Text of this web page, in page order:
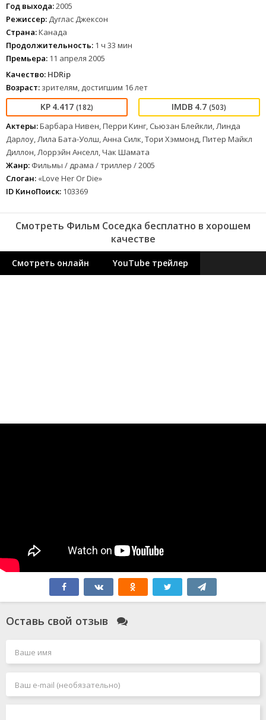
Год выхода:2005
Режиссер: Дуглас Джексон
Страна:Канада
Продолжительность: 1 ч 33 мин
Премьера: 11 апреля 2005
Качество: HDRip
Возраст: зрителям, достигшим 16 лет
4.417 (182) 4.7 (503)
Актеры:Барбара Нивен, Перри Кинг, Сьюзан Блейкли, Линда
Дарлоу, Лила Бата-Уолш, Анна Силк, Тори Хэммонд, Питер Майкл
Диллон, Лоррэйн Анселл, Чак Шамата
Жанр: Фильмы / драма / триллер / 2005
Слоган: «Love Her Or Die»
ID КиноПоиск: 103369
Смотреть Фильм Соседка бесплатно в хорошем
качестве
Смотреть онлайн YouTube трейлер
Оставь свой отзыв